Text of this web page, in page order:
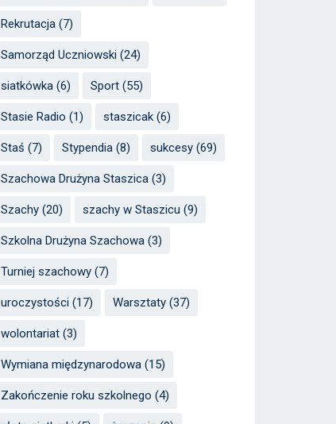
Rekrutacja (7)
Samorząd Uczniowski (24)
siatkówka (6) Sport (55)
Stasie Radio (1) staszicak (6)
Staś (7) Stypendia (8) sukcesy (69)
Szachowa Drużyna Staszica (3)
Szachy (20) szachy w Staszicu (9)
Szkolna Drużyna Szachowa (3)
Turniej szachowy (7)
uroczystości (17) Warsztaty (37)
wolontariat (3)
Wymiana międzynarodowa (15)
Zakończenie roku szkolnego (4)